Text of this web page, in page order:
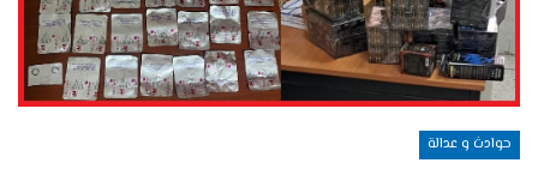
حوادث و عدالة